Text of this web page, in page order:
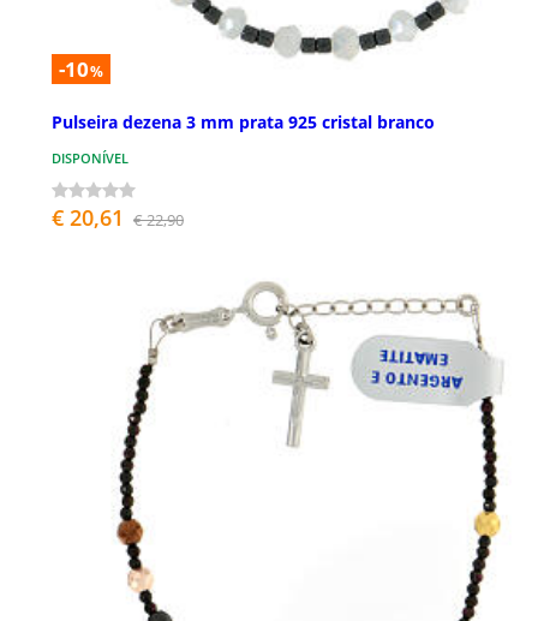
-10%
Pulseira dezena 3 mm prata 925 cristal branco
DISPONÍVEL
€ 20,61 € 22,90